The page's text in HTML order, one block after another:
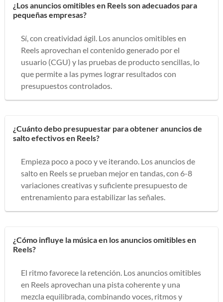
¿Los anuncios omitibles en Reels son adecuados para
pequeñas empresas?
Sí, con creatividad ágil. Los anuncios omitibles en
Reels aprovechan el contenido generado por el
usuario (CGU) y las pruebas de producto sencillas, lo
que permite a las pymes lograr resultados con
presupuestos controlados.
¿Cuánto debo presupuestar para obtener anuncios de
salto efectivos en Reels?
Empieza poco a poco y ve iterando. Los anuncios de
salto en Reels se prueban mejor en tandas, con 6-8
variaciones creativas y suficiente presupuesto de
entrenamiento para estabilizar las señales.
¿Cómo influye la música en los anuncios omitibles en
Reels?
El ritmo favorece la retención. Los anuncios omitibles
en Reels aprovechan una pista coherente y una
mezcla equilibrada, combinando voces, ritmos y